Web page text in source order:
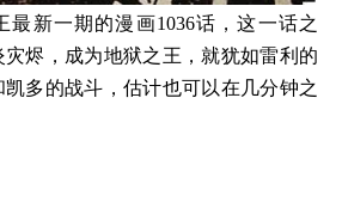
最新一期的漫画1036话，这一话之
烬，成为地狱之王，就犹如雷利的
多的战斗，估计也可以在几分钟之